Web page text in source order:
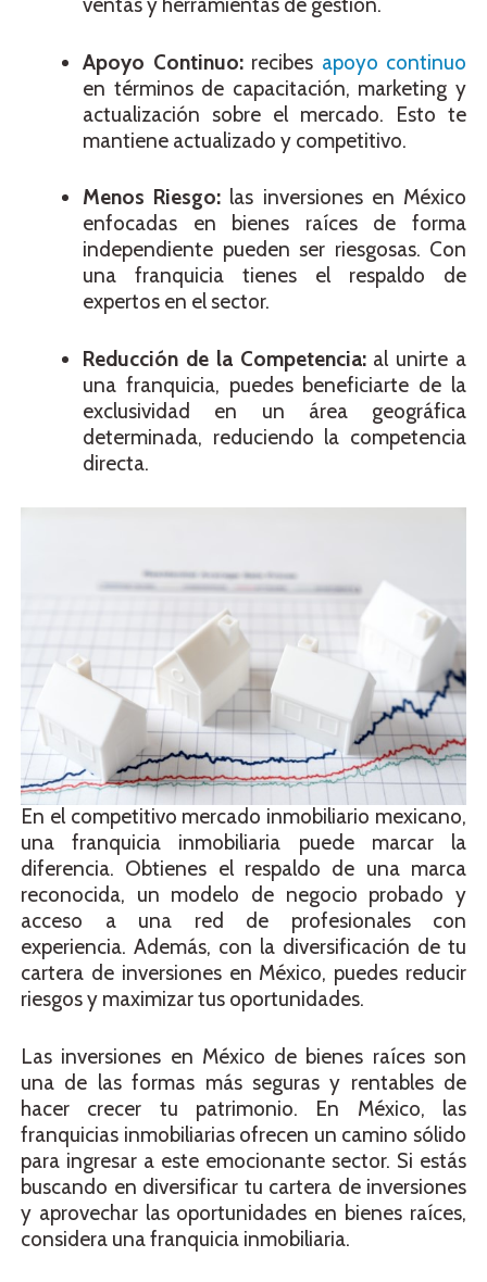
ventas y herramientas de gestión.
Apoyo Continuo:recibes apoyo continuo
en términos de capacitación, marketing y
actualización sobre el mercado. Esto te
mantiene actualizado y competitivo.
Menos Riesgo: las inversiones en México
enfocadas en bienes raíces de forma
independiente pueden ser riesgosas. Con
una franquicia tienes el respaldo de
expertos en el sector.
Reducción de la Competencia:al unirte a
una franquicia, puedes beneficiarte de la
exclusividad en un área geográfica
determinada, reduciendo la competencia
directa.
En el competitivo mercado inmobiliario mexicano,
una franquicia inmobiliaria puede marcar la
diferencia. Obtienes el respaldo de una marca
reconocida, un modelo de negocio probado y
acceso a una red de profesionales con
experiencia. Además, con la diversificación de tu
cartera de inversiones en México, puedes reducir
riesgos y maximizar tus oportunidades.
Las inversiones en México de bienes raíces son
una de las formas más seguras y rentables de
hacer crecer tu patrimonio. En México, las
franquicias inmobiliarias ofrecen un camino sólido
para ingresar a este emocionante sector. Si estás
buscando en diversificar tu cartera de inversiones
y aprovechar las oportunidades en bienes raíces,
considera una franquicia inmobiliaria.